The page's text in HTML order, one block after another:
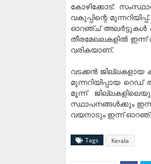
കോഴിക്കോട്:
വകുപ്പിന്റെ
ഓറഞ്ച് അലർട്ടുകൾ
തീരമേഖലകളിൽ
വരികയാണ്.
വടക്കൻ ജില്ലകളായ
മുന്നറിയിപ്പായ
മൂന്ന്
സ്ഥാപനങ്ങൾക്കും
വയനാടും ഇന്ന് ഓറഞ്ച്
Tags Kerala